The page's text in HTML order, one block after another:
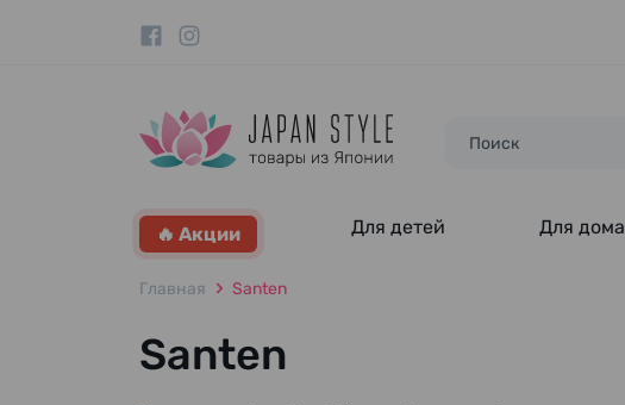
🔥 Акции Для детей Для дома
Главная Santen
Santen